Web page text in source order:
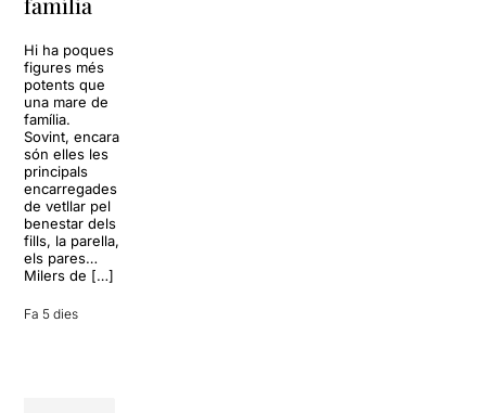
Hi ha poques
figures més
potents que
una mare de
família.
Sovint, encara
són elles les
principals
encarregades
de vetllar pel
benestar dels
fills, la parella,
els pares…
Milers de […]
Fa 5 dies